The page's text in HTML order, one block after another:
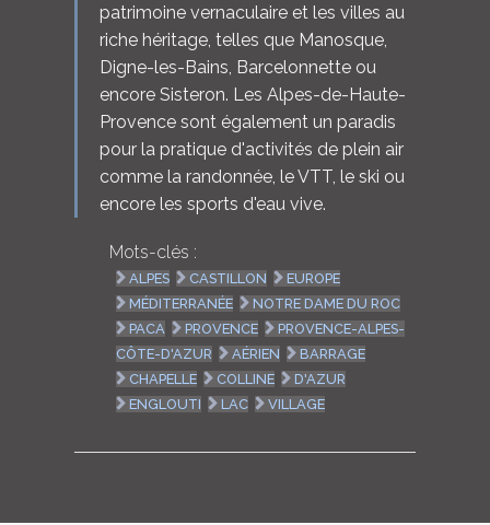
patrimoine vernaculaire et les villes au
riche héritage, telles que Manosque,
Digne-les-Bains, Barcelonnette ou
encore Sisteron. Les Alpes-de-Haute-
Provence sont également un paradis
pour la pratique d'activités de plein air
comme la randonnée, le VTT, le ski ou
encore les sports d'eau vive.
Mots-clés :
ALPES CASTILLON
EUROPE
MÉDITERRANÉE
NOTRE DAME DU ROC
PACA
PROVENCE
PROVENCE-ALPES-
CÔTE-D'AZUR
AÉRIEN
BARRAGE
CHAPELLE
COLLINE
D'AZUR
ENGLOUTI
LAC VILLAGE